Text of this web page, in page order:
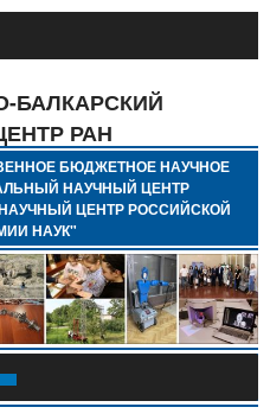
БАЛКАРСКИЙ
РАН
БЮДЖЕТНОЕ НАУЧНОЕ
НАУЧНЫЙ ЦЕНТР
ЦЕНТР РОССИЙСКОЙ
НАУК"